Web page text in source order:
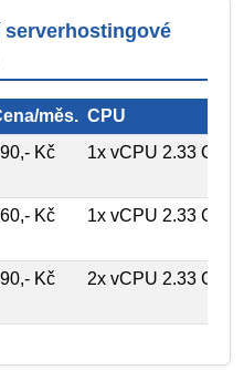
měs. CPU
Kč 1x vCPU 2.33 GHz
Kč 1x vCPU 2.33 GHz
Kč 2x vCPU 2.33 GHz